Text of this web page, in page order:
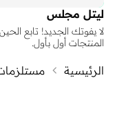
ليتل مجلس
لا يفوتك الجديد! تابع
المنتجات أول بأول.
الرئيسية